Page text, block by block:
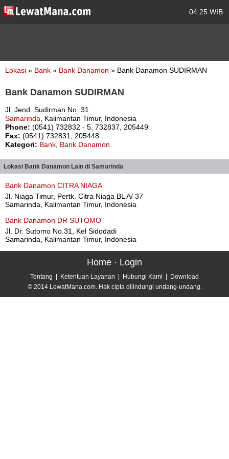
04:25 WIB
Lokasi » Bank » Bank Danamon » Bank Danamon SUDIRMAN
Bank Danamon SUDIRMAN
Jl. Jend. Sudirman No. 31
Samarinda , Kalimantan Timur, Indonesia
Phone: (0541) 732832 - 5, 732837, 205449
Fax: (0541) 732831, 205448
Kategori: Bank Bank Danamon
Lokasi Bank Danamon Lain di Samarinda
Bank Danamon CITRA NIAGA
Jl. Niaga Timur, Pertk. Citra Niaga BL A/ 37
Samarinda, Kalimantan Timur, Indonesia
Bank Danamon DR SUTOMO
Jl. Dr. Sutomo No.31, Kel Sidodadi
Samarinda, Kalimantan Timur, Indonesia
Home · Login
Tentang Ketentuan Layanan Hubungi Kami
Download
© 2014 LewatMana.com. Hak cipta dilindungi undang-undang.